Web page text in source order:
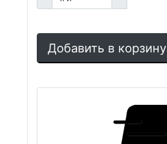
Добавить в корзину